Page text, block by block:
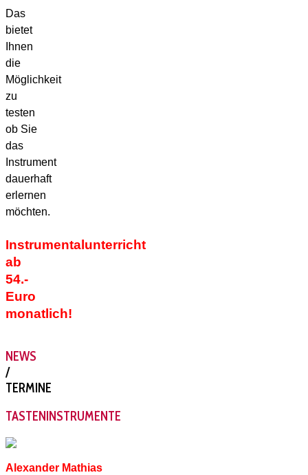
Das
bietet
Ihnen
die
Möglichkeit
zu
testen
ob Sie
das
Instrument
dauerhaft
erlernen
möchten.
Instrumentalunterricht
ab
54.-
Euro
monatlich!
NEWS
/
TERMINE
TASTENINSTRUMENTE
Alexander Mathias